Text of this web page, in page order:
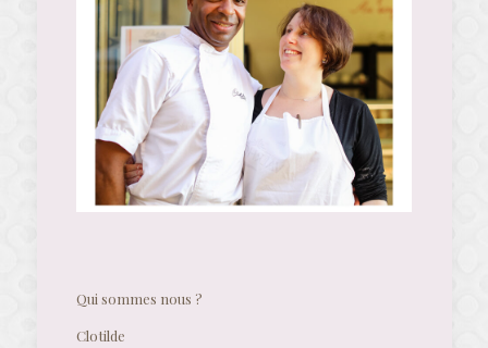
Qui sommes nous ?
Clotilde